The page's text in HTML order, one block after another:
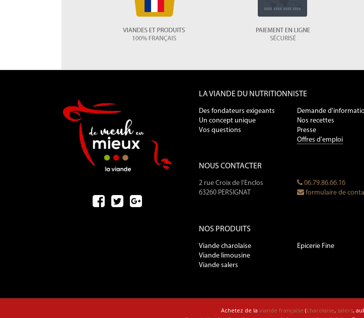
LA VIANDE DU NUTRITIONNISTE
Des fondateurs exigeants
Un concept unique
Vos questions
Demande
Nos recettes
Presse
Offres d'emploi
NOUS CONTACTER
2 rue Croix de l'Enclos
63260 PERSIGNAT
06.79.86.66.16
formulaire de
NOS PRODUITS
Viande charolaise
Viande limousine
Viande salers
Epicerie Fine
Achetez de la viande française (charolaise, salers,